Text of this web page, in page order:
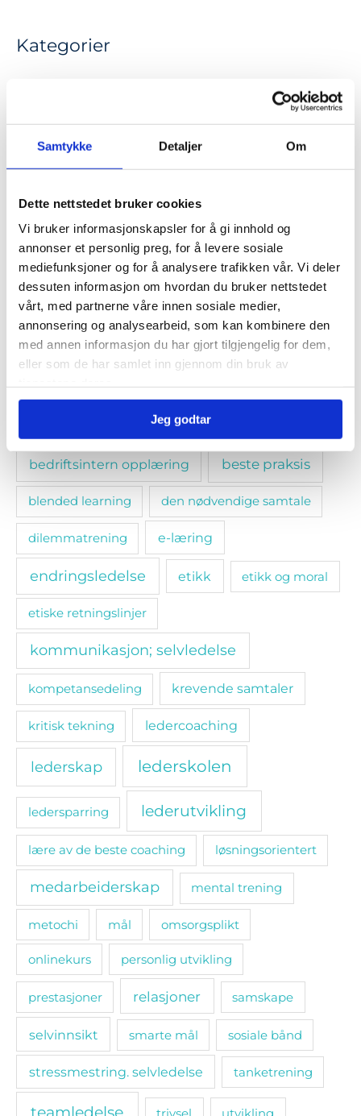
Samtykke Detaljer Om
Dette nettstedet bruker cookies
Vi bruker informasjonskapsler for å gi innhold og
annonser et personlig preg, for å levere sosiale
mediefunksjoner og for å analysere trafikken vår. Vi deler
dessuten informasjon om hvordan du bruker nettstedet
vårt, med partnerne våre innen sosiale medier,
annonsering og analysearbeid, som kan kombinere den
med annen informasjon du har gjort tilgjengelig for dem,
eller som de har samlet inn gjennom din bruk av
Jeg godtar
Kategorier
Artikler
Nyheter
Linker
Ressursotek
Emneknagger
ansvarliggjøring arbeidlivet arbeidslivet
arbeidsrett
bedriftsintern opplæring beste praksis
blended learning den nødvendige samtale
dilemmatrening e-læring
endringsledelse etikk etikk og moral
etiske retningslinjer
kommunikasjon; selvledelse
kompetansedeling krevende samtaler
kritisk tekning ledercoaching
lederskap lederskolen
ledersparring lederutvikling
lære av de beste coaching løsningsorientert
medarbeiderskap mental trening
metochi mål omsorgsplikt
onlinekurs personlig utvikling
prestasjoner relasjoner samskape
selvinnsikt smarte mål sosiale bånd
stressmestring. selvledelse tanketrening
teamledelse